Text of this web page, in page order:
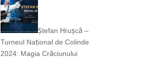
Ștefan Hrușcă –
Turneul Național de Colinde
2024: Magia Crăciunului